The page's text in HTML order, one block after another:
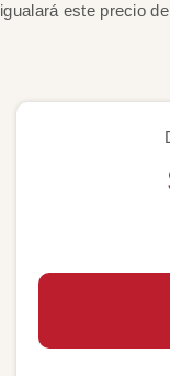
igualará este precio